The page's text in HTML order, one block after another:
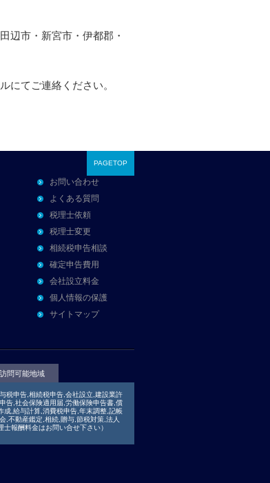
辺市・新宮市・伊都郡・
にてご連絡ください。
PAGETOP
お問い合わせ
よくある質問
税理士依頼
税理士変更
相続税申告相談
確定申告費用
会社設立料金
個人情報の保護
サイトマップ
訪問可能地域
税申告,相続税申告,会社設立,建設業許
告,社会保険適用届,労働保険申告書,償
成,給与計算,消費税申告,年末調整,記帳
,不動産鑑定,相続,贈与,節税対策,法人
報酬料金はお問い合せ下さい）